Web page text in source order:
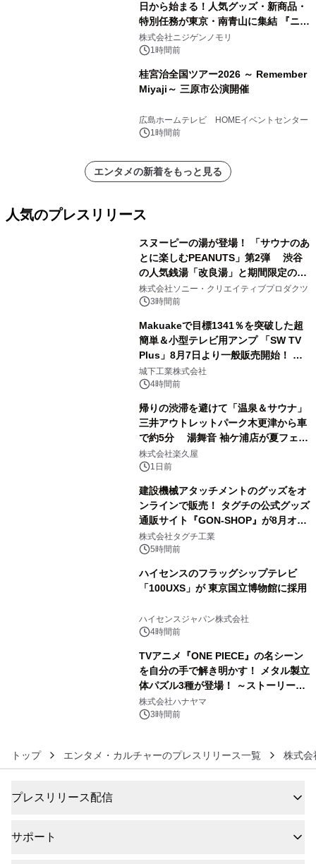
日から始まる！人気グッズ・新商品・
特別任務が東京・南青山に集結 『ニジ
ゲンノモリ POPUPストア in Annex
Aoyama』
株式会社ニジゲンノモリ
1時間前
桂宮治全国ツアー2026 ～ Remember
Miyaji～ 三原市公演開催
広島ホームテレビ HOMEイベントセンター
1時間前
エンタメの新着をもっと見る
人気のプレスリリース
スヌーピーの湯が登場！ 「サウナのあ
とに楽しむPEANUTS」第2弾 渋谷
の人気銭湯「改良湯」と期間限定のコ
ラボレーション サウナイキタイコラ
ボグッズも発売決定！
株式会社ソニー・クリエイティブプロダクツ
3時間前
Makuakeで目標1341％を突破した超
簡単＆小型テレビ用アンプ 「SW TV
Plus」8月7日より一般販売開始！ ケ
ーブル1本つなぐだけ、テレビの音が
ぐっと豊かに
城下工業株式会社
4時間前
帰りの渋滞を避けて「温泉＆サウナ」
三井アウトレットパーク木更津から車
で約5分 湯舞音 袖ケ浦店が夏フェア
メニューを提供
株式会社楽久屋
1日前
建設機械アタッチメントのグッズをオ
ンラインで販売！ タグチの公式グッズ
通販サイト『GON-SHOP』が8月オー
プン
株式会社タグチ工業
5時間前
ハイセンスのフラッグシップテレビ
「100UXS」が 東京国立博物館に採用
ハイセンスジャパン株式会社
4時間前
TVアニメ『ONE PIECE』の名シーン
を自分の手で解き明かす！ メタル製立
体パズル3種が登場！ ～ストーリーと
ギミックが融合した 大人の体験型パズ
ルが8月7日(金)12時より先行予約受付
株式会社ハナヤマ
3時間前
トップ エンタメ・カルチャーのプレスリリース一覧 株式会
プレスリリース配信
サポート